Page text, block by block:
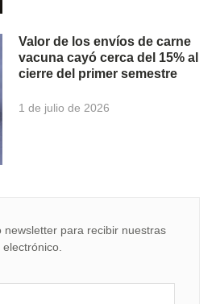
Valor de los envíos de carne
vacuna cayó cerca del 15% al
cierre del primer semestre
1 de julio de 2026
newsletter para recibir nuestras